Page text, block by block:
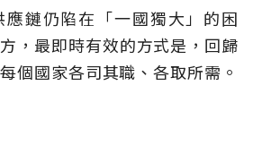
鏈仍陷在「一國獨大」的困
，最即時有效的方式是，回歸
個國家各司其職、各取所需。